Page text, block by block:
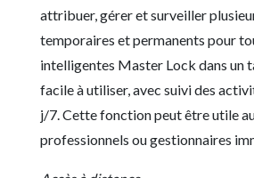
attribuer, gérer et surveiller
temporaires et permanents pour
intelligentes Master Lock dans un
facile à utiliser, avec suivi des
j/7. Cette fonction peut être utile
professionnels ou gestionnaires